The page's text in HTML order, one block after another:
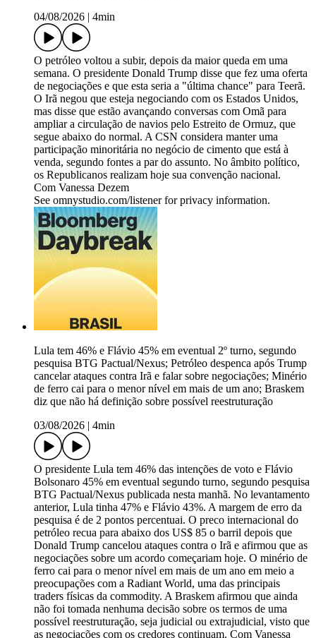
04/08/2026
4min
O petróleo voltou a subir, depois da maior queda em uma
semana. O presidente Donald Trump disse que fez uma oferta
de negociações e que esta seria a "última chance" para Teerã.
O Irã negou que esteja negociando com os Estados Unidos,
mas disse que estão avançando conversas com Omã para
ampliar a circulação de navios pelo Estreito de Ormuz, que
segue abaixo do normal. A CSN considera manter uma
participação minoritária no negócio de cimento que está à
venda, segundo fontes a par do assunto. No âmbito político,
os Republicanos realizam hoje sua convenção nacional.
Com Vanessa Dezem
See omnystudio.com/listener for privacy information.
Lula tem 46% e Flávio 45% em eventual 2º turno, segundo
pesquisa BTG Pactual/Nexus; Petróleo despenca após Trump
cancelar ataques contra Irã e falar sobre negociações; Minério
de ferro cai para o menor nível em mais de um ano; Braskem
diz que não há definição sobre possível reestruturação
03/08/2026
4min
O presidente Lula tem 46% das intenções de voto e Flávio
Bolsonaro 45% em eventual segundo turno, segundo pesquisa
BTG Pactual/Nexus publicada nesta manhã. No levantamento
anterior, Lula tinha 47% e Flávio 43%. A margem de erro da
pesquisa é de 2 pontos percentuai. O preco internacional do
petróleo recua para abaixo dos US$ 85 o barril depois que
Donald Trump cancelou ataques contra o Irã e afirmou que as
negociações sobre um acordo começariam hoje. O minério de
ferro cai para o menor nível em mais de um ano em meio a
preocupações com a Radiant World, uma das principais
traders físicas da commodity. A Braskem afirmou que ainda
não foi tomada nenhuma decisão sobre os termos de uma
possível reestruturação, seja judicial ou extrajudicial, visto que
as negociações com os credores continuam. Com Vanessa